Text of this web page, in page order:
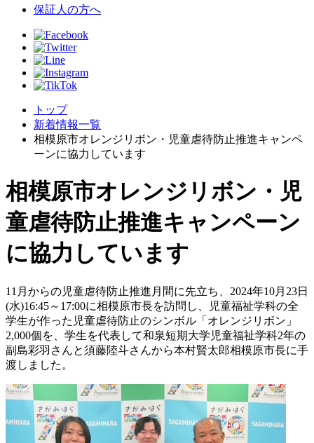
保証人の方へ
トップ
新着情報一覧
相模原市オレンジリボン・児童虐待防止推進キャンペ
ーンに協力しています
相模原市オレンジリボン・児
童虐待防止推進キャンペーン
に協力しています
11月からの児童虐待防止推進月間に先立ち、2024年10月23日
(水)16:45～17:00に相模原市長を訪問し、児童福祉学科の全
学生が作った児童虐待防止のシンボル「オレンジリボン」
2,000個を、学生を代表して和泉短期大学児童福祉学科2年の
副島彩羽さんと須藤陸斗さんから本村賢太郎相模原市長に手
渡しました。